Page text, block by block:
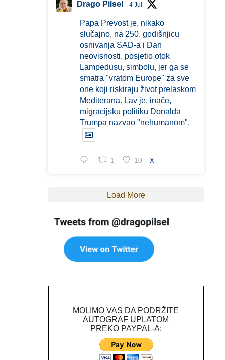
Drago Pilsel 4 Jul
Papa Prevost je, nikako
slučajno, na 250. godišnjicu
osnivanja SAD-a i Dan
neovisnosti, posjetio otok
Lampedusu, simbolu, jer ga se
smatra "vratom Europe" za sve
one koji riskiraju život prelaskom
Mediterana. Lav je, inače,
migracijsku politiku Donalda
Trumpa nazvao "nehumanom".
1 10 X
Load More
MOLIMO VAS DA PODRŽITE
AUTOGRAF UPLATOM
PREKO PAYPAL-A: